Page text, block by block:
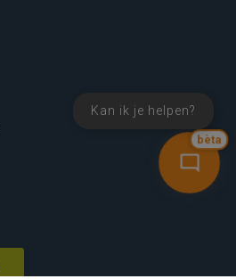
bèta
Kan ik je helpen?